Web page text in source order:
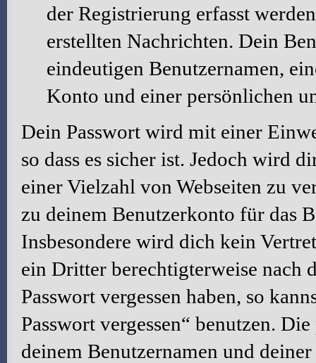
der Registrierung erfasst
erstellten Nachrichten. Dein
eindeutigen Benutzernamen,
Konto und einer persönlichen
Dein Passwort wird mit einer
so dass es sicher ist. Jedoch wird
einer Vielzahl von Webseiten zu
zu deinem Benutzerkonto für das
Insbesondere wird dich kein
ein Dritter berechtigterweise nach
Passwort vergessen haben, so
Passwort vergessen“ benutzen.
deinem Benutzernamen und